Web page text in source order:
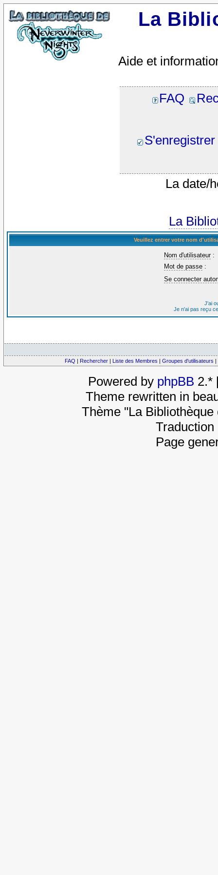
La
Aide et
FAQ
S'enregistrer
La date/
La
Veuillez entrer votre nom
Nom d'utilisateur:
Mot de passe :
Se connecter
J'ai
Je n'ai pas reçu
FAQ | Rechercher | Liste des Membres | Groupes d'utilisateurs |
Powered by phpBB 2.*
Theme rewritten in
Thème "La
Page